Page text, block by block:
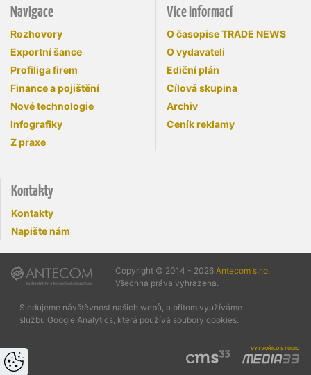
Navigace
Rozhovory
Exportní šance
Profiliga firem
Finance a pojištění
Nové technologie
Infografiky
Z praxe
Více informací
O časopise TRADE NEWS
O vydavateli
Ediční plán
Cílová skupina
Archiv
Ceník reklamy
Kontakty
Kontakty
Napište nám
Copyright © 2014 - 2026 Antecom s.r.o.
Všechna práva vyhrazena.
Sledujeme návštěvnost našich webů, a přitom využíváme
službu Google Analytics, která používá soubory cookies.
vytvořilo studio